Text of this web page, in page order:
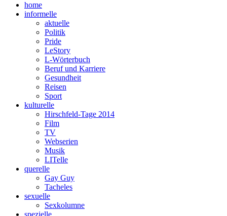
home
informelle
aktuelle
Politik
Pride
LeStory
L-Wörterbuch
Beruf und Karriere
Gesundheit
Reisen
Sport
kulturelle
Hirschfeld-Tage 2014
Film
TV
Webserien
Musik
LITelle
querelle
Gay Guy
Tacheles
sexuelle
Sexkolumne